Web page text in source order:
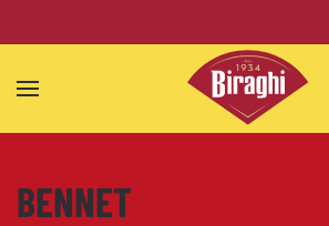
Skip to main content
BENNET